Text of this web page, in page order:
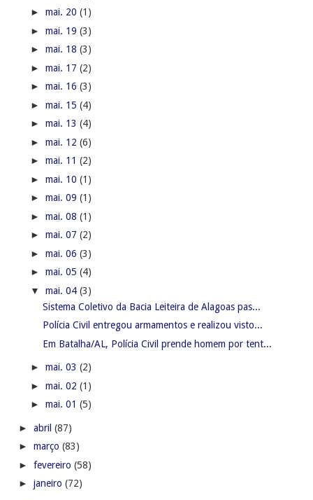
► mai. 20 (1)
► mai. 19 (3)
► mai. 18 (3)
► mai. 17 (2)
► mai. 16 (3)
► mai. 15 (4)
► mai. 13 (4)
► mai. 12 (6)
► mai. 11 (2)
► mai. 10 (1)
► mai. 09 (1)
► mai. 08 (1)
► mai. 07 (2)
► mai. 06 (3)
► mai. 05 (4)
▼ mai. 04 (3)
Sistema Coletivo da Bacia Leiteira de Alagoas pas...
Polícia Civil entregou armamentos e realizou visto...
Em Batalha/AL, Polícia Civil prende homem por tent...
► mai. 03 (2)
► mai. 02 (1)
► mai. 01 (5)
► abril (87)
► março (83)
► fevereiro (58)
► janeiro (72)